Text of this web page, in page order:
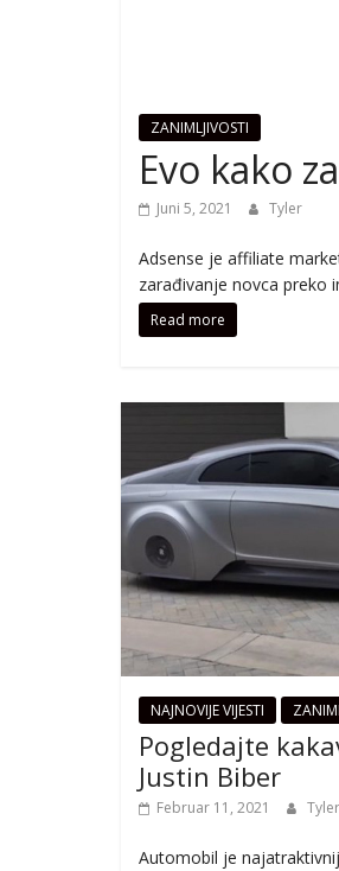
ZANIMLJIVOSTI
Evo kako
Juni 5, 2021 Tyler
Adsense je affiliate
zarađivanje novca preko
Read more
NAJNOVIJE VIJESTI
Pogledajte
Justin Biber
Februar 11, 2021 Tyler
Automobil je